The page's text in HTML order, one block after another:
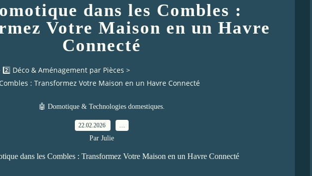
dans les Combles :
Votre Maison en un Havre
Connecté
2️⃣ Déco & Aménagement par Pièces >
: Transformez Votre Maison en un Havre Connecté
🤖 Domotique & Technologies domestiques.
22.02.2026
Par Julie